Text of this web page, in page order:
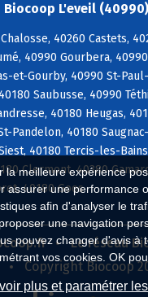
la meilleure expérience
assurer une performance
afin d'analyser le
une navigation
pouvez changer d'avis à
vos cookies. OK
plus et paramétrer
L'eveil
40260 Castets,
40990 Gourbera,
et-Gourby, 40990 St-
Saubusse, 40990
40180 Heugas,
Pandelon, 40180
40180 Tercis-les-
Clermont, 40380
40180 Goos
Le réseau
Copyright Biocoop